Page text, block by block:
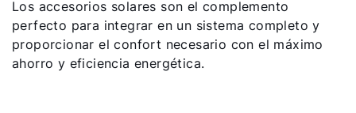
Los accesorios solares son el complemento
perfecto para integrar en un sistema completo y
proporcionar el confort necesario con el máximo
ahorro y eficiencia energética.
Ferramentas